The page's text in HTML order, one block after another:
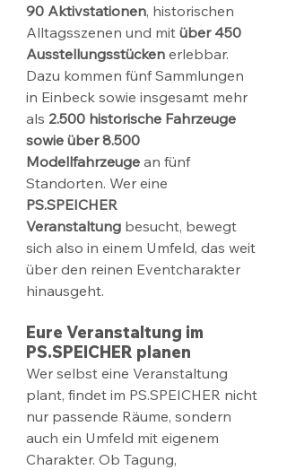
90 Aktivstationen, historischen
Alltagsszenen und mit über 450
Ausstellungsstücken erlebbar.
Dazu kommen fünf Sammlungen
in Einbeck sowie insgesamt mehr
als 2.500 historische Fahrzeuge
sowie über 8.500
Modellfahrzeuge an fünf
Standorten. Wer eine
PS.SPEICHER
Veranstaltung besucht, bewegt
sich also in einem Umfeld, das weit
über den reinen Eventcharakter
hinausgeht.
Eure Veranstaltung im
PS.SPEICHER planen
Wer selbst eine Veranstaltung
plant, findet im PS.SPEICHER nicht
nur passende Räume, sondern
auch ein Umfeld mit eigenem
Charakter. Ob Tagung,